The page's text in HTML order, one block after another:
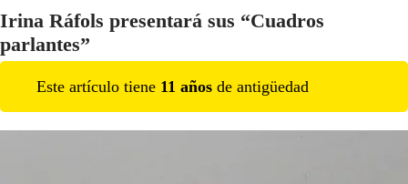
Irina Ráfols presentará sus “Cuadros
parlantes”
Este artículo tiene 11 años de antigüedad